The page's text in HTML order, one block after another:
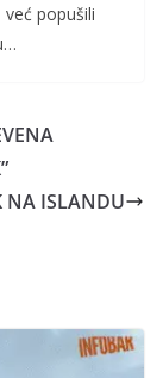
popušili
NA ISLANDU